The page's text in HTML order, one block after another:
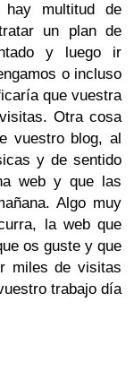
multitud de
un plan de
y luego ir
o incluso
que vuestra
Otra cosa
vuestro blog, al
y de sentido
web y que las
Algo muy
la web que
os guste y que
miles de visitas
trabajo día